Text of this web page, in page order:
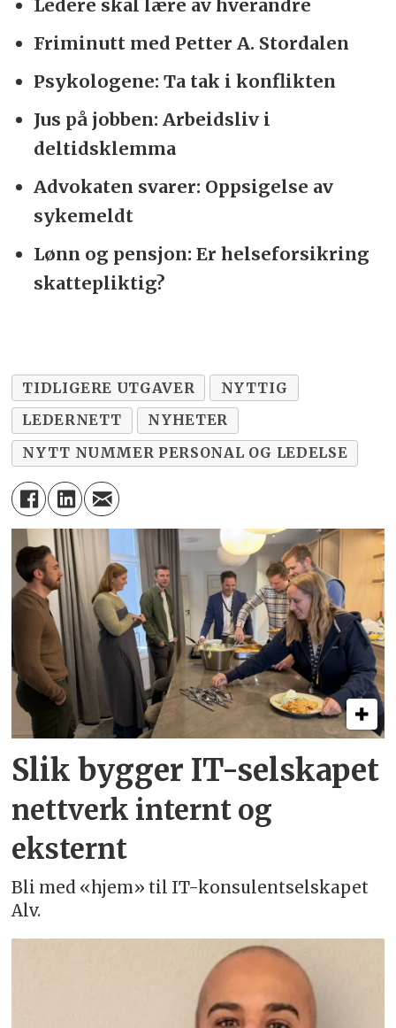
Ledere skal lære av hverandre
Friminutt med Petter A. Stordalen
Psykologene: Ta tak i konflikten
Jus på jobben: Arbeidsliv i
deltidsklemma
Advokaten svarer: Oppsigelse av
sykemeldt
Lønn og pensjon: Er helseforsikring
skattepliktig?
TIDLIGERE UTGAVER
NYTTIG
LEDERNETT
NYHETER
NYTT NUMMER PERSONAL OG LEDELSE
Slik bygger IT-selskapet
nettverk internt og
eksternt
Bli med «hjem» til IT-konsulentselskapet
Alv.